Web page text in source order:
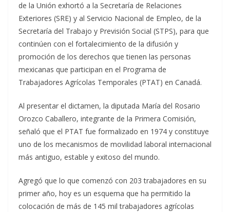
de la Unión exhortó a la Secretaría de Relaciones
Exteriores (SRE) y al Servicio Nacional de Empleo, de la
Secretaría del Trabajo y Previsión Social (STPS), para que
continúen con el fortalecimiento de la difusión y
promoción de los derechos que tienen las personas
mexicanas que participan en el Programa de
Trabajadores Agrícolas Temporales (PTAT) en Canadá.
Al presentar el dictamen, la diputada María del Rosario
Orozco Caballero, integrante de la Primera Comisión,
señaló que el PTAT fue formalizado en 1974 y constituye
uno de los mecanismos de movilidad laboral internacional
más antiguo, estable y exitoso del mundo.
Agregó que lo que comenzó con 203 trabajadores en su
primer año, hoy es un esquema que ha permitido la
colocación de más de 145 mil trabajadores agrícolas